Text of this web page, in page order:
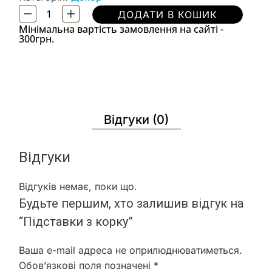
ДОДАТИ В КОШИК
Мінімальна вартість замовлення на сайті -
300грн.
Відгуки (0)
Відгуки
Відгуків немає, поки що.
Будьте першим, хто залишив відгук на
“Підставки з корку”
Ваша e-mail адреса не оприлюднюватиметься.
Обов’язкові поля позначені *